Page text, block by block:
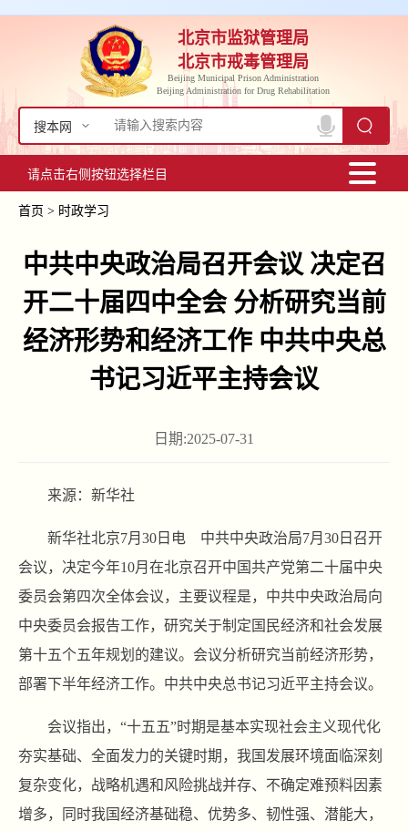
北京市监狱管理局
北京市戒毒管理局
Beijing Municipal Prison Administration
Beijing Administration for Drug Rehabilitation
搜本网
请点击右侧按钮选择栏目
首页 > 时政学习
中共中央政治局召开会议 决定召
开二十届四中全会 分析研究当前
经济形势和经济工作 中共中央总
书记习近平主持会议
日期:2025-07-31
来源：新华社
新华社北京7月30日电 中共中央政治局7月30日召开
会议，决定今年10月在北京召开中国共产党第二十届中央
委员会第四次全体会议，主要议程是，中共中央政治局向
中央委员会报告工作，研究关于制定国民经济和社会发展
第十五个五年规划的建议。会议分析研究当前经济形势，
部署下半年经济工作。中共中央总书记习近平主持会议。
会议指出，“十五五”时期是基本实现社会主义现代化
夯实基础、全面发力的关键时期，我国发展环境面临深刻
复杂变化，战略机遇和风险挑战并存、不确定难预料因素
增多，同时我国经济基础稳、优势多、韧性强、潜能大，